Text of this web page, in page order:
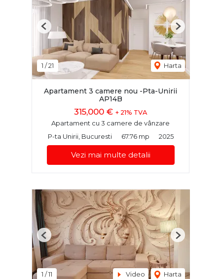
1 /21 Harta
Previous Next
Apartament 3 camere nou -Pta-Unirii
AP14B
315,000 € + 21% TVA
Apartament cu 3 camere de vânzare
P-ta Unirii, Bucuresti
67.76 mp 2025
Vezi mai multe detalii
1 /11 Video Harta
Previous Next